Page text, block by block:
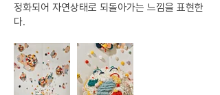
정화되어 자연상태로 되돌아가는 느낌을 표현한
다.